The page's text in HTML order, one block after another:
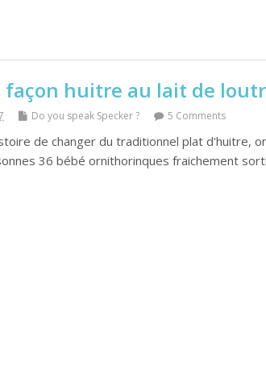
façon huitre au lait de
Do you speak Specker ? 5 Comments
de changer du traditionnel plat d'huitre,
36 bébé ornithorinques fraichement